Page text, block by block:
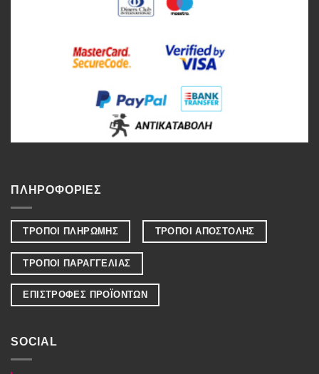
ΠΛΗΡΟΦΟΡΙΕΣ
ΤΡΟΠΟΙ ΠΛΗΡΩΜΗΣ ΤΡΟΠΟΙ ΑΠΟΣΤΟΛΗΣ
ΤΡΟΠΟΙ ΠΑΡΑΓΓΕΛΙΑΣ
ΕΠΙΣΤΡΟΦΕΣ ΠΡΟΪΟΝΤΩΝ
SOCIAL